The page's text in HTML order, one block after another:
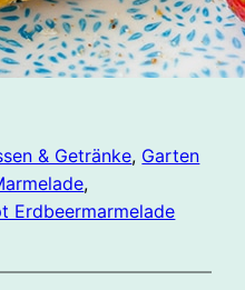
& Getränke, Garten
Erdbeermarmelade